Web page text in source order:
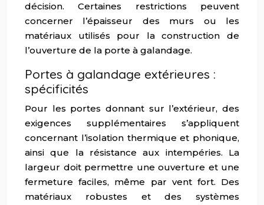
décision. Certaines restrictions peuvent
concerner l’épaisseur des murs ou les
matériaux utilisés pour la construction de
l’ouverture de la porte à galandage.
Portes à galandage extérieures :
spécificités
Pour les portes donnant sur l’extérieur, des
exigences supplémentaires s’appliquent
concernant l’isolation thermique et phonique,
ainsi que la résistance aux intempéries. La
largeur doit permettre une ouverture et une
fermeture faciles, même par vent fort. Des
matériaux robustes et des systèmes